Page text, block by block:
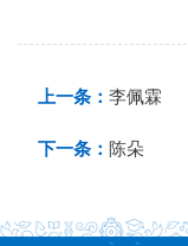
上一条： 李佩霖
下一条： 陈朵